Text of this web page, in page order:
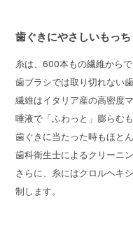
歯ぐきにやさしいもっ
糸は、600本もの繊維からで
歯ブラシでは取り切れない
繊維はイタリア産の高密度
唾液で「ふわっと」膨らむ
歯ぐきに当たった時もほと
歯科衛生士によるクリーニ
さらに、糸にはクロルヘキ
制します。